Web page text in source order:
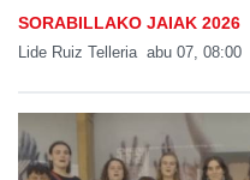
SORABILLAKO JAIAK 2026
Lide Ruiz Telleria abu 07, 08:00